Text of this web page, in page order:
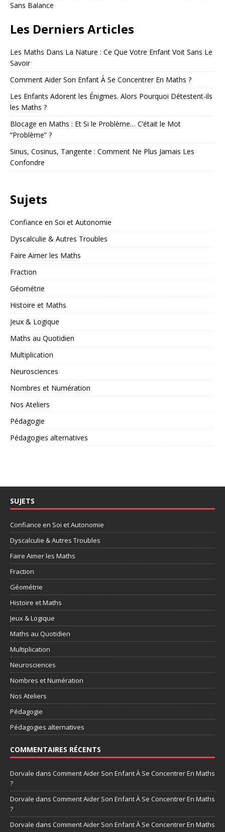
Sans Balance
Les Derniers Articles
Les Maths Dans La Nature : Ce Que Votre Enfant Voit Sans Le
Savoir
Comment Aider Son Enfant À Se Concentrer En Maths ?
Les Enfants Adorent les Énigmes. Alors Pourquoi Détestent-ils
les Maths ?
Blocage en Maths : Et Si le Problème… C’était le Mot
“Problème” ?
Sinus, Cosinus, Tangente : Comment Ne Plus Jamais Les
Confondre
Sujets
Confiance en Soi et Autonomie
Dyscalculie & Autres Troubles
Faire Aimer les Maths
Fraction
Géométrie
Histoire et Maths
Jeux & Logique
Maths au Quotidien
Multiplication
Neurosciences
Nombres et Numération
Nos Ateliers
Pédagogie
Pédagogies alternatives
SUJETS
Confiance en Soi et Autonomie
Dyscalculie & Autres Troubles
Faire Aimer les Maths
Fraction
Géométrie
Histoire et Maths
Jeux & Logique
Maths au Quotidien
Multiplication
Neurosciences
Nombres et Numération
Nos Ateliers
Pédagogie
Pédagogies alternatives
COMMENTAIRES RÉCENTS
Dorvale dans Comment Aider Son Enfant À Se Concentrer En Maths
?
Dorvale dans Comment Aider Son Enfant À Se Concentrer En Maths
?
Dorvale dans Comment Aider Son Enfant À Se Concentrer En Maths